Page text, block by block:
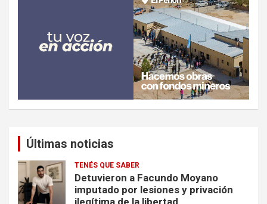
Últimas noticias
TENÉS QUE SABER
Detuvieron a Facundo Moyano
imputado por lesiones y privación